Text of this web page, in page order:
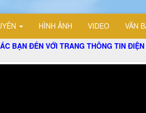
HÌNH ẢNH VIDEO VĂN
TRANG THÔNG TIN ĐIỆN TỬ TỔ TIN